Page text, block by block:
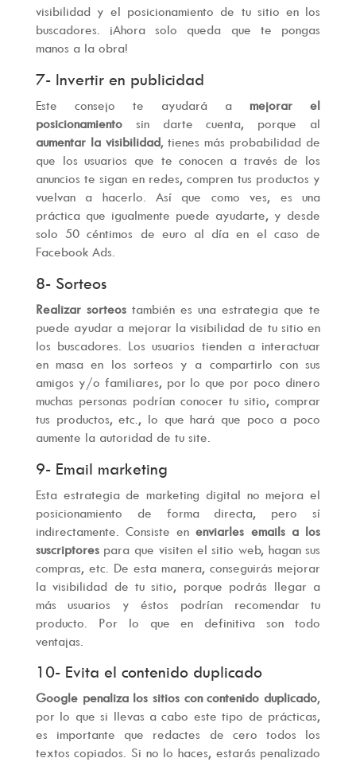
visibilidad y el posicionamiento de tu sitio en los
buscadores. ¡Ahora solo queda que te pongas
manos a la obra!
7- Invertir en publicidad
Este consejo te ayudará a mejorar el
posicionamiento sin darte cuenta, porque al
aumentar la visibilidad, tienes más probabilidad de
que los usuarios que te conocen a través de los
anuncios te sigan en redes, compren tus productos y
vuelvan a hacerlo. Así que como ves, es una
práctica que igualmente puede ayudarte, y desde
solo 50 céntimos de euro al día en el caso de
Facebook Ads.
8- Sorteos
Realizar sorteostambién es una estrategia que te
puede ayudar a mejorar la visibilidad de tu sitio en
los buscadores. Los usuarios tienden a interactuar
en masa en los sorteos y a compartirlo con sus
amigos y/o familiares, por lo que por poco dinero
muchas personas podrían conocer tu sitio, comprar
tus productos, etc., lo que hará que poco a poco
aumente la autoridad de tu site.
9- Email marketing
Esta estrategia de marketing digital no mejora el
posicionamiento de forma directa, pero sí
indirectamente. Consiste en enviarles emails a los
suscriptores para que visiten el sitio web, hagan sus
compras, etc. De esta manera, conseguirás mejorar
la visibilidad de tu sitio, porque podrás llegar a
más usuarios y éstos podrían recomendar tu
producto. Por lo que en definitiva son todo
ventajas.
10- Evita el contenido duplicado
Google penaliza los sitios con contenido duplicado,
por lo que si llevas a cabo este tipo de prácticas,
es importante que redactes de cero todos los
textos copiados. Si no lo haces, estarás penalizado